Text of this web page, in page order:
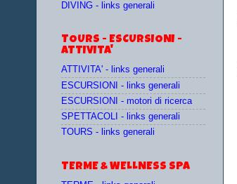
DIVING - links generali
TOURS - ESCURSIONI -
ATTIVITA'
ATTIVITA' - links generali
ESCURSIONI - links generali
ESCURSIONI - motori di ricerca
SPETTACOLI - links generali
TOURS - links generali
TERME & WELLNESS SPA